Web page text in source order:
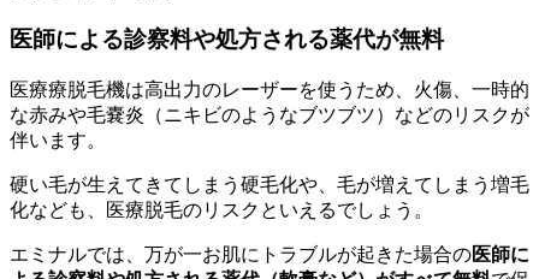
医師による診察料や処方される薬代が無料
医療療脱毛機は高出力のレーザーを使うため、火傷、一時的
な赤みや毛嚢炎（ニキビのようなブツブツ）などのリスクが
伴います。
硬い毛が生えてきてしまう硬毛化や、毛が増えてしまう増毛
化なども、医療脱毛のリスクといえるでしょう。
エミナルでは、万が一お肌にトラブルが起きた場合の医師に